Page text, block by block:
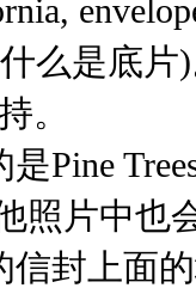
么是底
。
Trees
照片中也
封上面的